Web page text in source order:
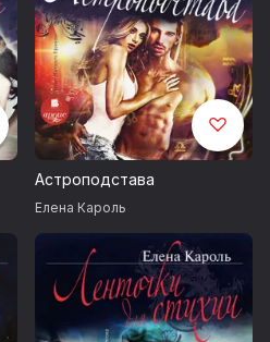
Астроподстава
Елена Кароль